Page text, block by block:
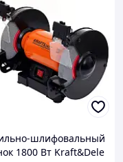
шлифовальный
1800 Вт Kraft&Dele